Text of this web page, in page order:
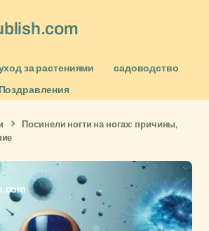
за растениями
садоводство
Поздравления
Посинели ногти на ногах: причины,